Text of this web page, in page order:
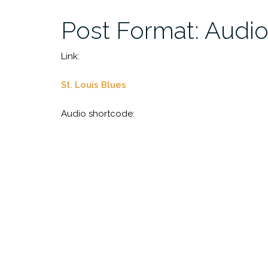
Post Format: Audio
Link:
St. Louis Blues
Audio shortcode: